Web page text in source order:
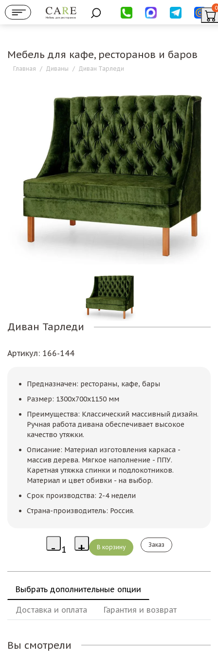
Мебель для ресторанов
0
Мебель для кафе, ресторанов и баров
Главная / Диваны / Диван Тарледи
Диван Тарледи
Артикул: 166-144
Предназначен: рестораны, кафе, бары
Размер: 1300х700х1150 мм
Преимущества: Классический массивный дизайн.
Ручная работа дивана обеспечивает высокое
качество утяжки.
Описание: Материал изготовления каркаса -
массив дерева. Мягкое наполнение - ППУ.
Каретная утяжка спинки и подлокотников.
Материал и цвет обивки - на выбор.
Срок производства: 2-4 недели
Страна-производитель: Россия.
Заказ
Выбрать дополнительные опции
Доставка и оплата Гарантия и возврат
Вы смотрели